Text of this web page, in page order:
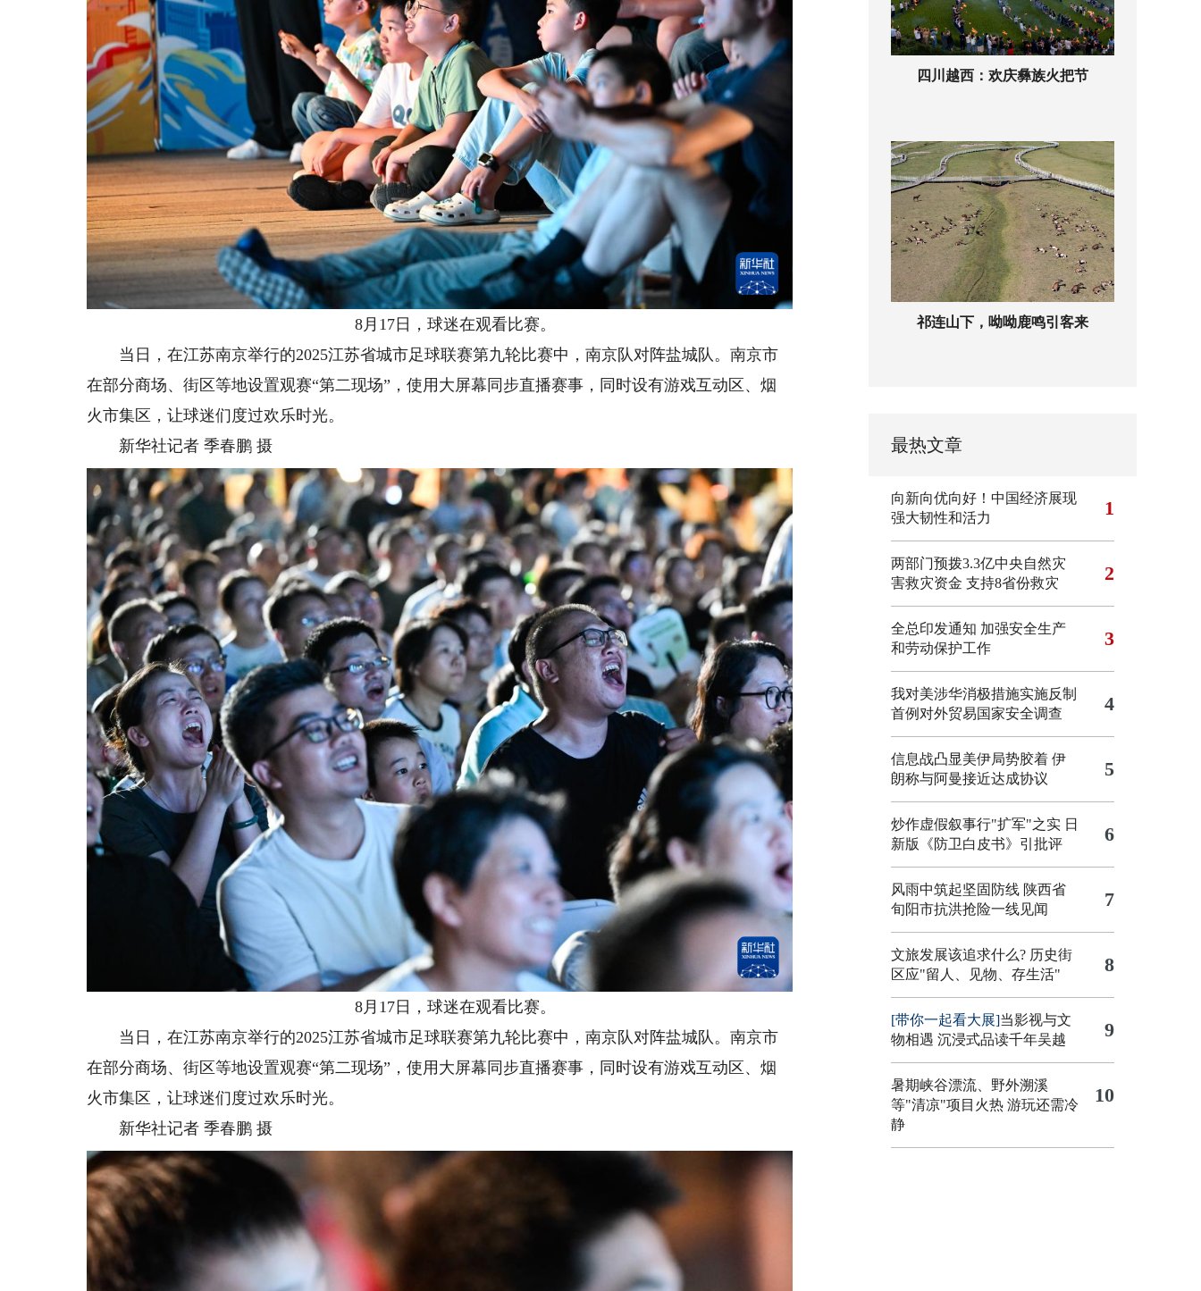
8月17日，球迷在观看比赛。
当日，在江苏南京举行的2025江苏省城市足球联赛第九轮比赛中，南京队对阵盐城队。南京市
在部分商场、街区等地设置观赛“第二现场”，使用大屏幕同步直播赛事，同时设有游戏互动区、烟
火市集区，让球迷们度过欢乐时光。
新华社记者 季春鹏 摄
8月17日，球迷在观看比赛。
当日，在江苏南京举行的2025江苏省城市足球联赛第九轮比赛中，南京队对阵盐城队。南京市
在部分商场、街区等地设置观赛“第二现场”，使用大屏幕同步直播赛事，同时设有游戏互动区、烟
火市集区，让球迷们度过欢乐时光。
新华社记者 季春鹏 摄
四川越西：欢庆彝族火把节
祁连山下，呦呦鹿鸣引客来
最热文章
向新向优向好！中国经济展现
强大韧性和活力
1
两部门预拨3.3亿中央自然灾
害救灾资金 支持8省份救灾
2
全总印发通知 加强安全生产
和劳动保护工作
3
我对美涉华消极措施实施反制
首例对外贸易国家安全调查
4
信息战凸显美伊局势胶着 伊
朗称与阿曼接近达成协议
5
炒作虚假叙事行"扩军"之实 日
新版《防卫白皮书》引批评
6
风雨中筑起坚固防线 陕西省
旬阳市抗洪抢险一线见闻
7
文旅发展该追求什么? 历史街
区应"留人、见物、存生活"
8
[带你一起看大展]当影视与文
物相遇 沉浸式品读千年吴越
9
暑期峡谷漂流、野外溯溪
等"清凉"项目火热 游玩还需冷
静
10